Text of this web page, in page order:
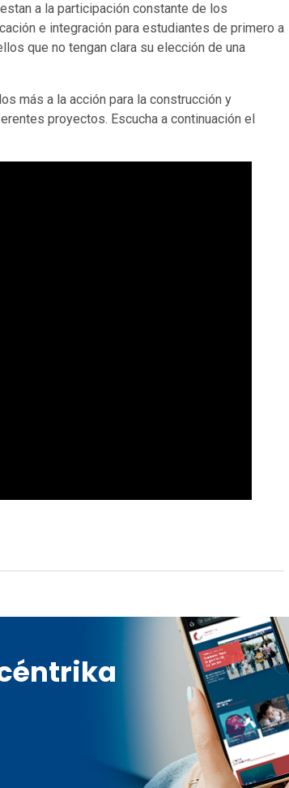
a la participación constante de los
e integración para estudiantes de primero a
que no tengan clara su elección de una
más a la acción para la construcción y
proyectos. Escucha a continuación el